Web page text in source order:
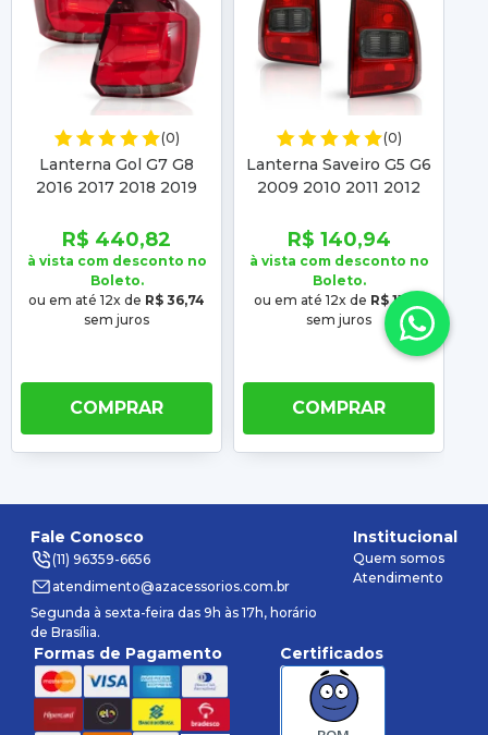
(0)
Lanterna Gol G7 G8
2016 2017 2018 2019
Borda Fumê
R$ 440,82
à vista com desconto no
Boleto.
ou em até 12x de R$ 36,74
sem juros
COMPRAR
(0)
Lanterna Saveiro G5 G6
2009 2010 2011 2012
Com Borda Fumê
R$ 140,94
à vista com desconto no
Boleto.
ou em até 12x de R$ 11,74
sem juros
COMPRAR
Fale Conosco
(11) 96359-6656
atendimento@azacessorios.com.br
Segunda à sexta-feira das 9h às 17h, horário
de Brasília.
Institucional
Quem somos
Atendimento
Formas de Pagamento Certificados